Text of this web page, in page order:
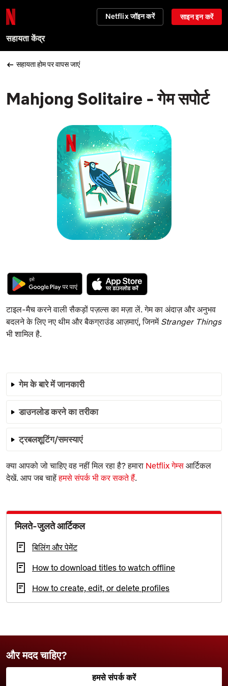
Netflix जॉइन करें साइन इन करें
सहायता केंद्र
सहायता होम पर वापस जाएं
Mahjong Solitaire - गेम सपोर्ट
टाइल-मैच करने वाली सैकड़ों पज़ल्स का मज़ा लें. गेम का अंदाज़ और अनुभव
बदलने के लिए नए थीम और बैकग्राउंड आज़माएं, जिनमें Stranger Things
भी शामिल है.
गेम के बारे में जानकारी
डाउनलोड करने का तरीका
ट्रबलशूटिंग/समस्याएं
क्या आपको जो चाहिए वह नहीं मिल रहा है? हमारा Netflix गेम्स आर्टिकल
देखें. आप जब चाहेंहमसे संपर्क भी कर सकते हैं.
मिलते-जुलते आर्टिकल
बिलिंग और पेमेंट
How to download titles to watch offline
How to create, edit, or delete profiles
और मदद चाहिए?
हमसे संपर्क करें